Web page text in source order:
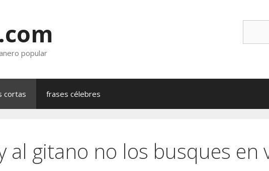
popular
cortas frases célebres
al gitano no los busques en